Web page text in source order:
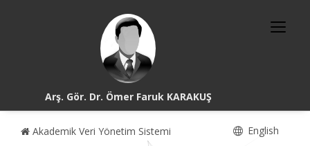
Arş. Gör. Dr. Ömer Faruk KARAKUŞ
Akademik Veri Yönetim Sistemi English